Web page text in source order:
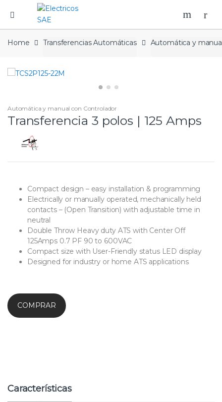
Home Transferencias Automáticas Automática y
Automática y manual con Controlador
Transferencia 3 polos | 125 Amps
Compact design – easy installation & programming
Electrically or manually operated, mechanically held
contacts – (Open Transition) with adjustable time in
neutral
Double Throw Heavy duty ATS with Center Off
125Amps 0.7 PF 90 to 600VAC
Compact size with User-Friendly status LED display
Designed for industry or home ATS applications
COMPRAR
Características